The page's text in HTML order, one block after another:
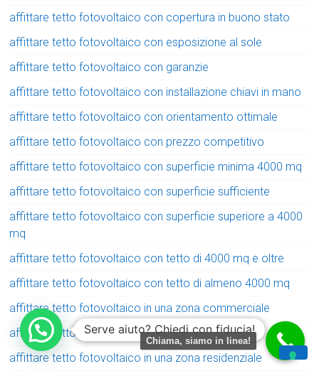
affittare tetto fotovoltaico con copertura in buono stato
affittare tetto fotovoltaico con esposizione al sole
affittare tetto fotovoltaico con garanzie
affittare tetto fotovoltaico con installazione chiavi in mano
affittare tetto fotovoltaico con orientamento ottimale
affittare tetto fotovoltaico con prezzo competitivo
affittare tetto fotovoltaico con superficie minima 4000 mq
affittare tetto fotovoltaico con superficie sufficiente
affittare tetto fotovoltaico con superficie superiore a 4000
mq
affittare tetto fotovoltaico con tetto di 4000 mq e oltre
affittare tetto fotovoltaico con tetto di almeno 4000 mq
affittare tetto fotovoltaico in una zona commerciale
affittare tetto fotovoltaico in una zona industriale
affittare tetto fotovoltaico in una zona residenziale
Serve aiuto? Chiedi con fiducia!
Chiama, siamo in linea!